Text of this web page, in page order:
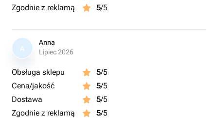
Zgodnie z reklamą
5/5
A
Anna
Lipiec 2026
Obsługa sklepu 5/5
Cena/jakość
5/5
Dostawa
5/5
Zgodnie z reklamą
5/5